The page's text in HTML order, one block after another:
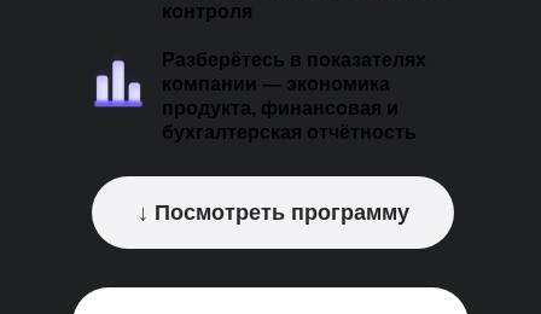
↓ Посмотреть программу
контроля
Разберётесь в показателях
компании — экономика
продукта, финансовая и
бухгалтерская отчётность